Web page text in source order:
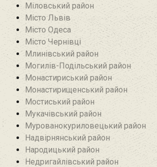
Міловський район‎
Місто Львів
Місто Одеса
Місто Чернівці
Млинівський район‎
Могилів-Подільський район
Монастириський район
Монастирищенський район
Мостиський район
Мукачівський район
Мурованокуриловецький район
Надвірнянський район
Народицький район‎
Недригайлівський район‎